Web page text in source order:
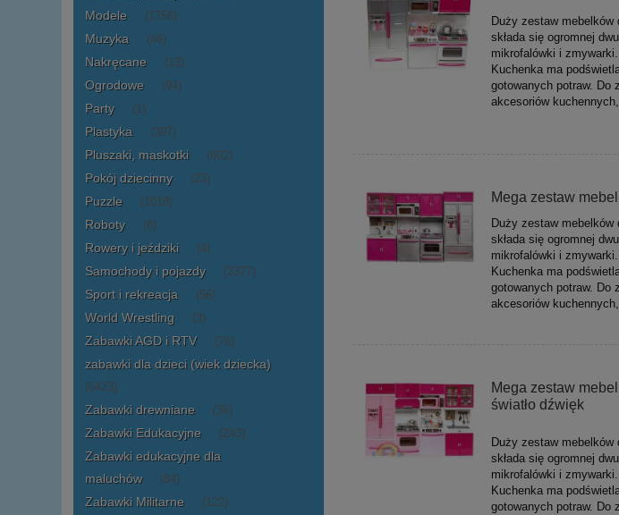
Modele (1756)
Muzyka (46)
Nakręcane (13)
Ogrodowe (94)
Party (1)
Plastyka (397)
Pluszaki, maskotki (602)
Pokój dziecinny (23)
Puzzle (1018)
Roboty (8)
Rowery i jeździki (4)
Samochody i pojazdy (2377)
Sport i rekreacja (56)
World Wrestling (3)
Zabawki AGD i RTV (76)
zabawki dla dzieci (wiek dziecka)
(6423)
Zabawki drewniane (36)
Zabawki Edukacyjne (243)
Zabawki edukacyjne dla
maluchów
(84)
Zabawki Militarne (122)
Duży zestaw
składa się ogromnej
mikrofalówki i
Kuchenka ma
gotowanych potraw. Do
akcesoriów
Mega zestaw
Duży zestaw
składa się ogromnej
mikrofalówki i
Kuchenka ma
gotowanych potraw. Do
akcesoriów
Mega zestaw
światło dźwięk
Duży zestaw
składa się ogromnej
mikrofalówki i
Kuchenka ma
gotowanych potraw. Do